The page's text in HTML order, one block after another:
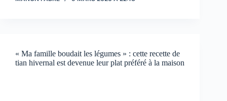
« Ma famille boudait les légumes » : cette recette de
tian hivernal est devenue leur plat préféré à la maison